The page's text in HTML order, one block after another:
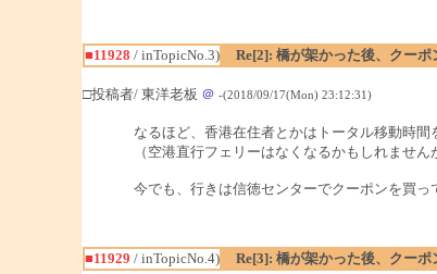
■11928 / inTopicNo.3)
Re[2]: 橋が架かった後、クーポ
□投稿者/ 東洋老板 ＠ -(2018/09/17(Mon) 23:12:31)
なるほど、香港在住者とかはトータル移動時
（空港直行フェリーはなくなるかもしれません
今でも、行きは信徳センターでクーポンを買
■11929 / inTopicNo.4)
Re[3]: 橋が架かった後、クーポ